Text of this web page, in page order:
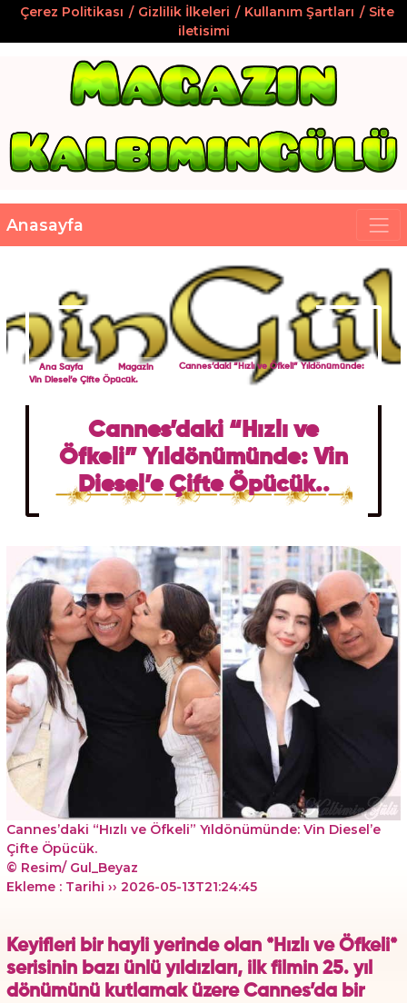
Çerez Politikası Gizlilik İlkeleri Kullanım Şartları
Site
iletisimi
Anasayfa
Ana Sayfa Magazin
Cannes’daki “Hızlı ve Öfkeli” Yıldönümünde:
Vin Diesel’e Çifte Öpücük.
Cannes’daki “Hızlı ve
Öfkeli” Yıldönümünde: Vin
Diesel’e Çifte Öpücük..
Cannes’daki “Hızlı ve Öfkeli” Yıldönümünde: Vin Diesel’e
Çifte Öpücük.
© Resim/ Gul_Beyaz
Ekleme : Tarihi ›› 2026-05-13T21:24:45
Keyifleri bir hayli yerinde olan *Hızlı ve Öfkeli*
serisinin bazı ünlü yıldızları, ilk filmin 25. yıl
dönümünü kutlamak üzere Cannes’da bir